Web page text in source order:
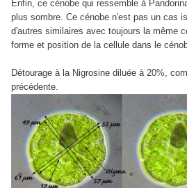
Enfin, ce cénobe qui ressemble à
plus sombre. Ce cénobe n'est pas un cas
d'autres similaires avec toujours la même
forme et position de la cellule dans le
Détourage à la Nigrosine diluée à 20%,
précédente.